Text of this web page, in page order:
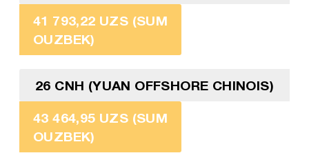
41 793,22 UZS (SUM
OUZBEK)
26 CNH (YUAN OFFSHORE CHINOIS)
43 464,95 UZS (SUM
OUZBEK)